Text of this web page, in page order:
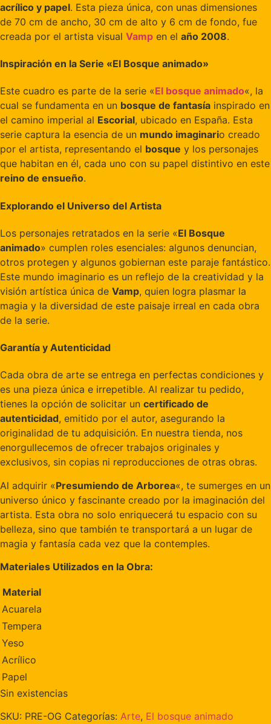
acrílico y papel. Esta pieza única, con unas dimensiones
de 70 cm de ancho, 30 cm de alto y 6 cm de fondo, fue
creada por el artista visual Vamp en el año 2008.
Inspiración en la Serie «El Bosque animado»
Este cuadro es parte de la serie «El bosque animado«, la
cual se fundamenta en un bosque de fantasía inspirado en
el camino imperial al Escorial, ubicado en España. Esta
serie captura la esencia de un mundo imaginario creado
por el artista, representando el bosque y los personajes
que habitan en él, cada uno con su papel distintivo en este
reino de ensueño.
Explorando el Universo del Artista
Los personajes retratados en la serie «El Bosque
animado» cumplen roles esenciales: algunos denuncian,
otros protegen y algunos gobiernan este paraje fantástico.
Este mundo imaginario es un reflejo de la creatividad y la
visión artística única de Vamp, quien logra plasmar la
magia y la diversidad de este paisaje irreal en cada obra
de la serie.
Garantía y Autenticidad
Cada obra de arte se entrega en perfectas condiciones y
es una pieza única e irrepetible. Al realizar tu pedido,
tienes la opción de solicitar un certificado de
autenticidad, emitido por el autor, asegurando la
originalidad de tu adquisición. En nuestra tienda, nos
enorgullecemos de ofrecer trabajos originales y
exclusivos, sin copias ni reproducciones de otras obras.
Al adquirir «Presumiendo de Arborea«, te sumerges en un
universo único y fascinante creado por la imaginación del
artista. Esta obra no solo enriquecerá tu espacio con su
belleza, sino que también te transportará a un lugar de
magia y fantasía cada vez que la contemples.
Materiales Utilizados en la Obra:
Material
Acuarela
Tempera
Yeso
Acrílico
Papel
Sin existencias
SKU: PRE-OG Categorías: Arte, El bosque animado